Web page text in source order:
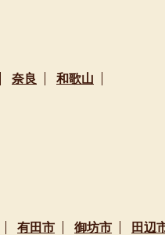
奈良 和歌山
有田市 御坊市
田辺